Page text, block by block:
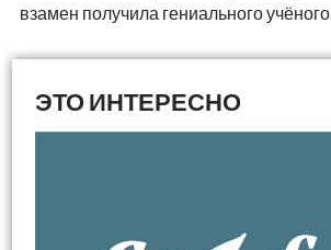
взамен получила гениального учёного.